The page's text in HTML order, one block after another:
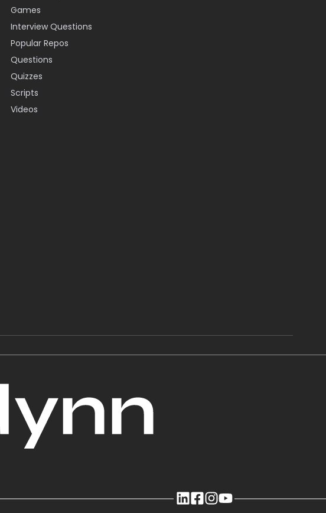
Games
Interview Questions
Popular Repos
Questions
Quizzes
Scripts
Videos